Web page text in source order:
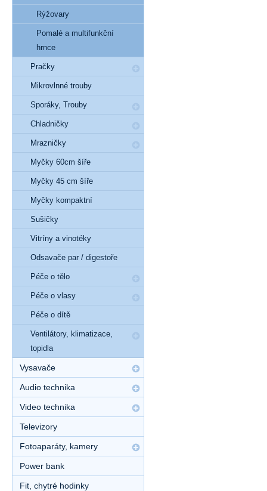
Rýžovary
Pomalé a multifunkční
hrnce
Pračky
Mikrovlnné trouby
Sporáky, Trouby
Chladničky
Mrazničky
Myčky 60cm šíře
Myčky 45 cm šíře
Myčky kompaktní
Sušičky
Vitríny a vinotéky
Odsavače par / digestoře
Péče o tělo
Péče o vlasy
Péče o dítě
Ventilátory, klimatizace,
topidla
Vysavače
Audio technika
Video technika
Televizory
Fotoaparáty, kamery
Power bank
Fit, chytré hodinky